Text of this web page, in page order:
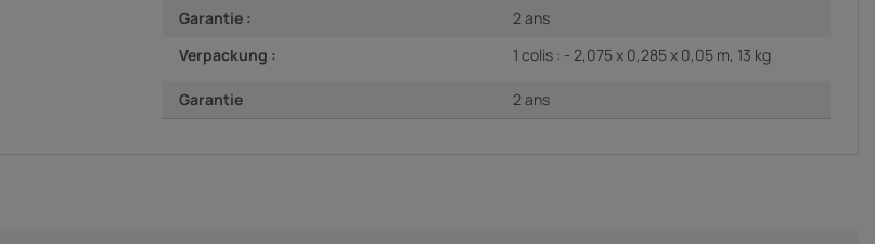
Garantie :
2 ans
Verpackung :
1 colis : - 2,075 x 0,285 x 0,05 m, 13 kg
Garantie 2 ans